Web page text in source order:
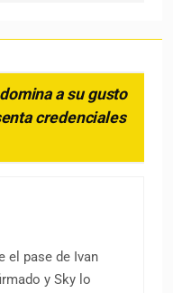
a su gusto
credenciales
el pase de Ivan
y Sky lo